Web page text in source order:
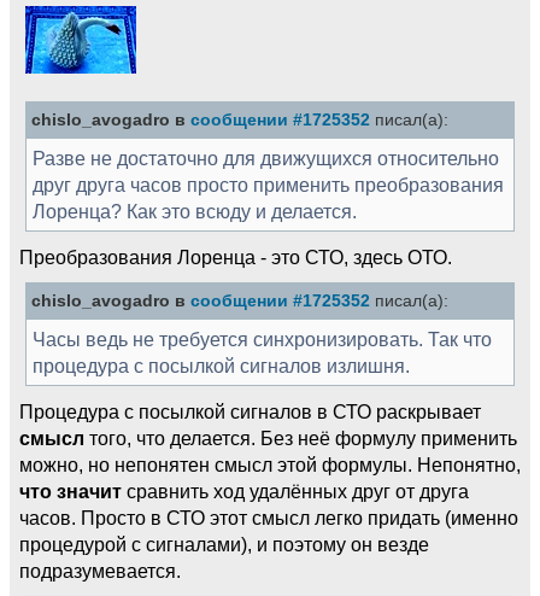
chislo_avogadro в сообщении #1725352 писал(а):
Разве не достаточно для движущихся относительно
друг друга часов просто применить преобразования
Лоренца? Как это всюду и делается.
Преобразования Лоренца - это СТО, здесь ОТО.
chislo_avogadro в сообщении #1725352 писал(а):
Часы ведь не требуется синхронизировать. Так что
процедура с посылкой сигналов излишня.
Процедура с посылкой сигналов в СТО раскрывает
смысл того, что делается. Без неё формулу применить
можно, но непонятен смысл этой формулы. Непонятно,
что значит сравнить ход удалённых друг от друга
часов. Просто в СТО этот смысл легко придать (именно
процедурой с сигналами), и поэтому он везде
подразумевается.